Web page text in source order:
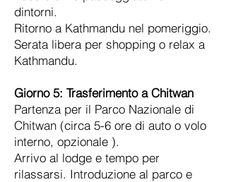
dintorni.
Ritorno a Kathmandu nel pomeriggio.
Serata libera per shopping o relax a
Kathmandu.
Giorno 5: Trasferimento a Chitwan
Partenza per il Parco Nazionale di
Chitwan (circa 5-6 ore di auto o volo
interno, opzionale ).
Arrivo al lodge e tempo per
rilassarsi. Introduzione al parco e